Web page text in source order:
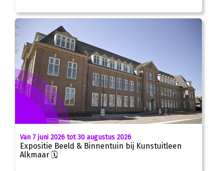
Van 7 juni 2026 tot 30 augustus 2026
Expositie Beeld & Binnentuin bij Kunstuitleen
Alkmaar 🗓